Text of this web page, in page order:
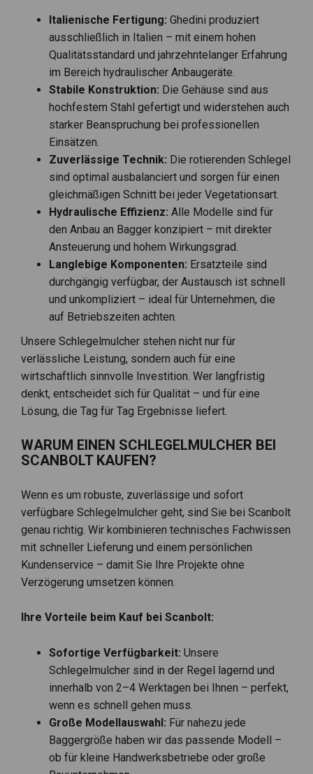
Italienische Fertigung: Ghedini produziert
ausschließlich in Italien – mit einem hohen
Qualitätsstandard und jahrzehntelanger Erfahrung
im Bereich hydraulischer Anbaugeräte.
Stabile Konstruktion: Die Gehäuse sind aus
hochfestem Stahl gefertigt und widerstehen auch
starker Beanspruchung bei professionellen
Einsätzen.
Zuverlässige Technik: Die rotierenden Schlegel
sind optimal ausbalanciert und sorgen für einen
gleichmäßigen Schnitt bei jeder Vegetationsart.
Hydraulische Effizienz: Alle Modelle sind für
den Anbau an Bagger konzipiert – mit direkter
Ansteuerung und hohem Wirkungsgrad.
Langlebige Komponenten: Ersatzteile sind
durchgängig verfügbar, der Austausch ist schnell
und unkompliziert – ideal für Unternehmen, die
auf Betriebszeiten achten.
Unsere Schlegelmulcher stehen nicht nur für
verlässliche Leistung, sondern auch für eine
wirtschaftlich sinnvolle Investition. Wer langfristig
denkt, entscheidet sich für Qualität – und für eine
Lösung, die Tag für Tag Ergebnisse liefert.
WARUM EINEN SCHLEGELMULCHER BEI
SCANBOLT KAUFEN?
Wenn es um robuste, zuverlässige und sofort
verfügbare Schlegelmulcher geht, sind Sie bei Scanbolt
genau richtig. Wir kombinieren technisches Fachwissen
mit schneller Lieferung und einem persönlichen
Kundenservice – damit Sie Ihre Projekte ohne
Verzögerung umsetzen können.
Ihre Vorteile beim Kauf bei Scanbolt:
Sofortige Verfügbarkeit: Unsere
Schlegelmulcher sind in der Regel lagernd und
innerhalb von 2–4 Werktagen bei Ihnen – perfekt,
wenn es schnell gehen muss.
Große Modellauswahl: Für nahezu jede
Baggergröße haben wir das passende Modell –
ob für kleine Handwerksbetriebe oder große